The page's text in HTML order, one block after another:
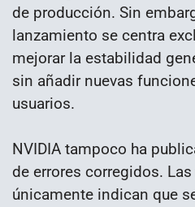
de producción. Sin
lanzamiento se centra
mejorar la estabilidad
sin añadir nuevas
usuarios.
NVIDIA tampoco ha
de errores corregidos.
únicamente indican que